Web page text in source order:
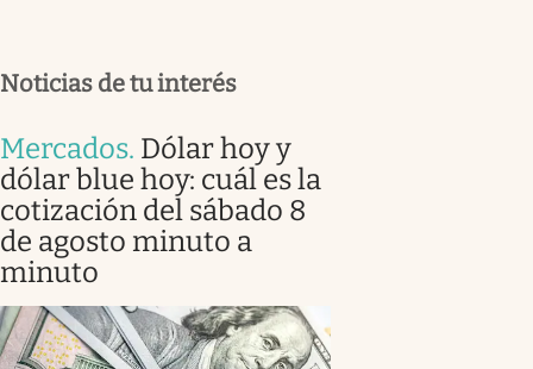
Noticias de tu interés
Mercados. Dólar hoy y
dólar blue hoy: cuál es la
cotización del sábado 8
de agosto minuto a
minuto